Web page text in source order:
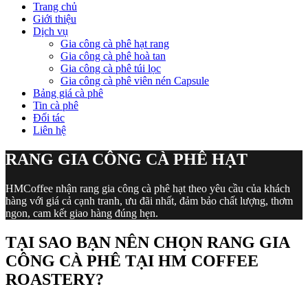
Trang chủ
Giới thiệu
Dịch vụ
Gia công cà phê hạt rang
Gia công cà phê hoà tan
Gia công cà phê túi lọc
Gia công cà phê viên nén Capsule
Bảng giá cà phê
Tin cà phê
Đối tác
Liên hệ
RANG GIA CÔNG CÀ PHÊ HẠT
HMCoffee nhận rang gia công cà phê hạt theo yêu cầu của khách
hàng với giá cả cạnh tranh, ưu đãi nhất, đảm bảo chất lượng, thơm
ngon, cam kết giao hàng đúng hẹn.
TẠI SAO BẠN NÊN CHỌN RANG GIA
CÔNG CÀ PHÊ TẠI HM COFFEE
ROASTERY?